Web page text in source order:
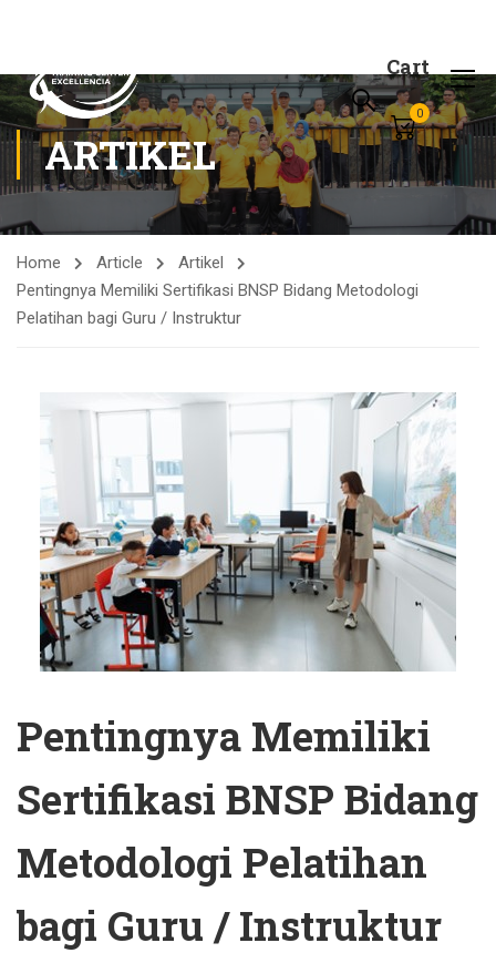
Cart
0
ARTIKEL
Home Article
Artikel
Pentingnya Memiliki Sertifikasi BNSP Bidang Metodologi
Pelatihan bagi Guru / Instruktur
Pentingnya Memiliki
Sertifikasi BNSP Bidang
Metodologi Pelatihan
bagi Guru / Instruktur